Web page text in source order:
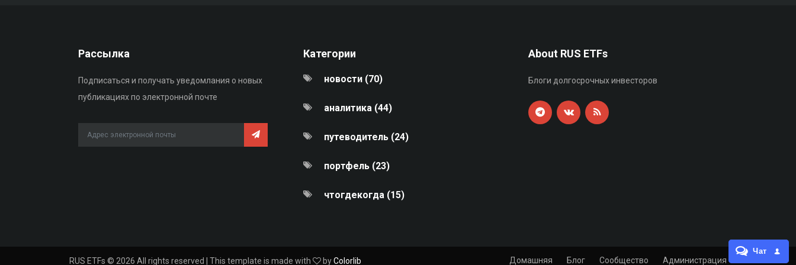
Рассылка
Подписаться и получать уведомлания о новых
публикациях по электронной почте
Категории
новости (70)
аналитика (44)
путеводитель (24)
портфель (23)
чтогдекогда (15)
About RUS ETFs
Блоги долгосрочных инвесторов
RUS ETFs © 2026 All rights reserved | This template is made with byColorlib Домашняя Блог Сообщество Администрация
Чат